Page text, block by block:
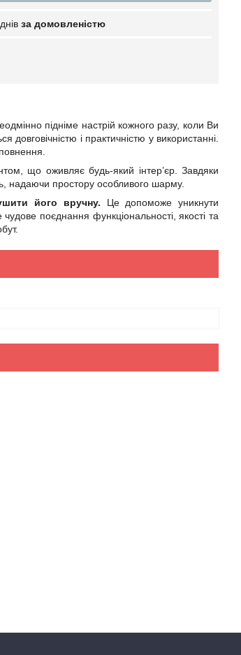
за домовленістю
підніме настрій кожного разу, коли Ви
довговічністю і практичністю у використанні.
що оживляє будь-який інтер’єр. Завдяки
надаючи простору особливого шарму.
його вручну. Це допоможе уникнути
поєднання функціональності, якості та